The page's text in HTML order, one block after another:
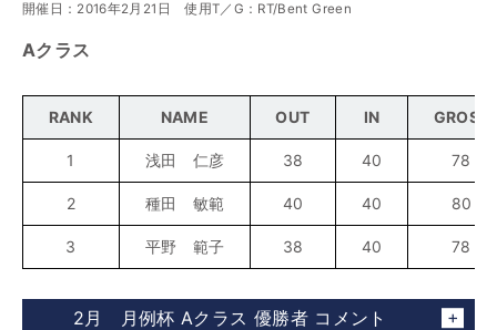
開催日：2016年2月21日 使用T／G：RT/Bent Green
Aクラス
RANK NAME OUT IN GROSS
1 浅田 仁彦 38 40 78
2 種田 敏範 40 40 80
3 平野 範子 38 40 78
2月 月例杯 Aクラス 優勝者 コメント